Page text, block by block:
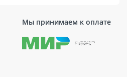
Мы принимаем к оплате